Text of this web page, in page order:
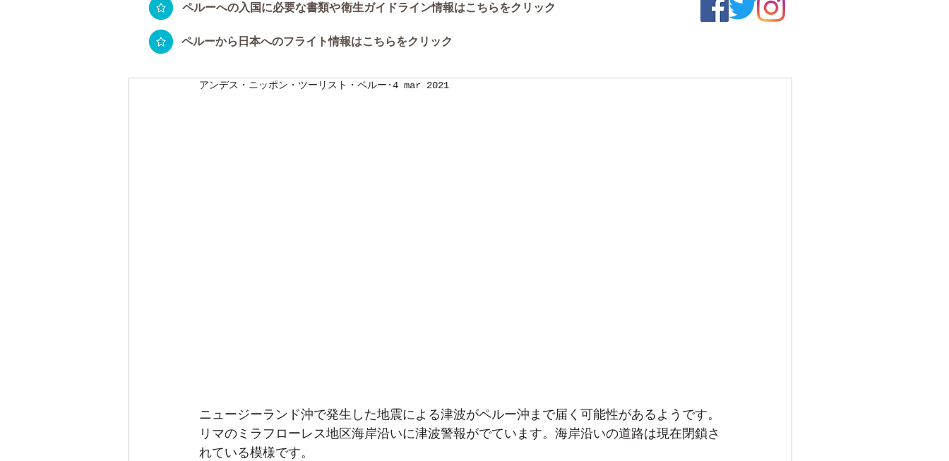
ペルーへの入国に必要な書類や衛生ガイドライン情報はこちらをクリック
ペルーから日本へのフライト情報はこちらをクリック
アンデス・ニッポン・ツーリスト・ペルー 4 mar 2021
ニュージーランド沖で発生した地震による津波がペルー沖まで届く可能性があるようです。
リマのミラフローレス地区海岸沿いに津波警報がでています。海岸沿いの道路は現在閉鎖さ
れている模様です。